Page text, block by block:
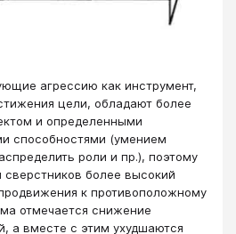
агрессию как инструмент,
цели, обладают более
и определенными
способностями (умением
роли и пр.), поэтому
более высокий
к противоположному
отмечается снижение
а вместе с этим ухудшаются